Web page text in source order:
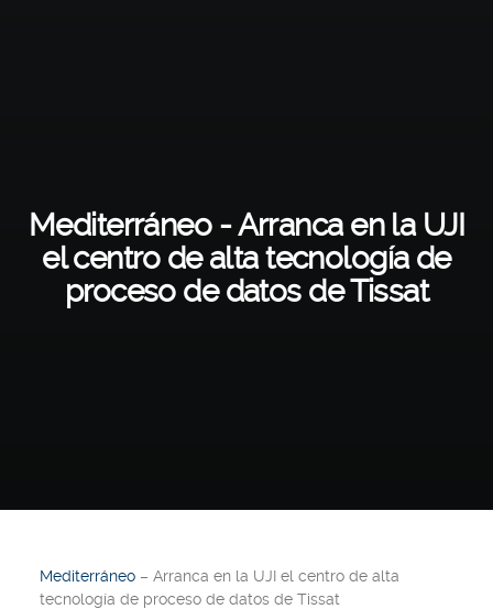
Mediterráneo - Arranca en la UJI
el centro de alta tecnología de
proceso de datos de Tissat
Mediterráneo – Arranca en la UJI el centro de alta
tecnología de proceso de datos de Tissat